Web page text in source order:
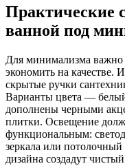
Практические
ванной под
Для минимализма важно
экономить на качестве.
скрытые ручки
Варианты цвета —
дополнены черными
плитки. Освещение
функциональным:
зеркала или
дизайна создадут